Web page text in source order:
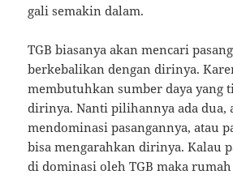
gali semakin dalam.
TGB biasanya akan mencari
berkebalikan dengan dirinya.
membutuhkan sumber daya yang
dirinya. Nanti pilihannya ada dua,
mendominasi pasangannya, atau
bisa mengarahkan dirinya. Kalau
di dominasi oleh TGB maka